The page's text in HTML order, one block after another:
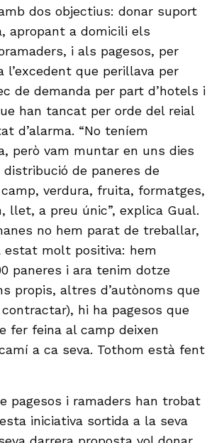
dos objectius: donar suport
apropant a domicili els
i als pagesos, per
l’excedent que perillava per
de demanda per part d’hotels i
han tancat per orde del reial
d’alarma. “No teníem
però vam muntar en uns dies
de paneres de
verdura, fruita, formatges,
llet, a preu únic”, explica Gual.
no hem parat de treballar,
estat molt positiva: hem
paneres i ara tenim dotze
propis, altres d’autònoms que
hi ha pagesos que
fer feina al camp deixen
a ca seva. Tothom està fent
pagesos i ramaders han trobat
iniciativa sortida a la seva